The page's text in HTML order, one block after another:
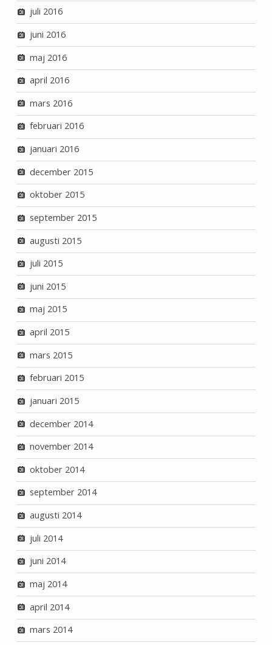
juli 2016
juni 2016
maj 2016
april 2016
mars 2016
februari 2016
januari 2016
december 2015
oktober 2015
september 2015
augusti 2015
juli 2015
juni 2015
maj 2015
april 2015
mars 2015
februari 2015
januari 2015
december 2014
november 2014
oktober 2014
september 2014
augusti 2014
juli 2014
juni 2014
maj 2014
april 2014
mars 2014